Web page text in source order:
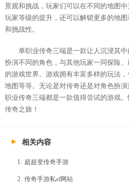
景观和挑战，玩家们可以在不同的地图
玩家等级的提升，还可以解锁更多的地
和挑战性。
单职业传奇三端是一款让人沉浸其
扮演不同的角色，与其他玩家一同探险
的游戏世界。游戏拥有丰富多样的玩法
地图等等。无论是对传奇还是对角色扮
职业传奇三端都是一款值得尝试的游戏
传奇之旅！
相关内容
超超变传奇手游
传奇手游私sf网站